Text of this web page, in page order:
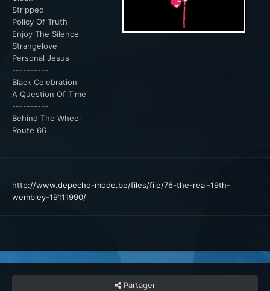
Stripped
Policy Of Truth
Enjoy The Silence
Strangelove
Personal Jesus
----------
Black Celebration
A Question Of Time
----------
Behind The Wheel
Route 66
http://www.depeche-mode.be/files/file/76-the-real-19th-
wembley-19111990/
Partager